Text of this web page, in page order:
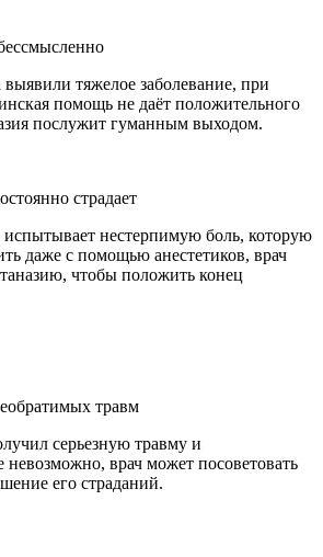
тяжелое заболевание, при
помощь не даёт положительного
послужит гуманным выходом.
страдает
нестерпимую боль, которую
даже с помощью анестетиков, врач
чтобы положить конец
травм
серьезную травму и
невозможно, врач может посоветовать
его страданий.